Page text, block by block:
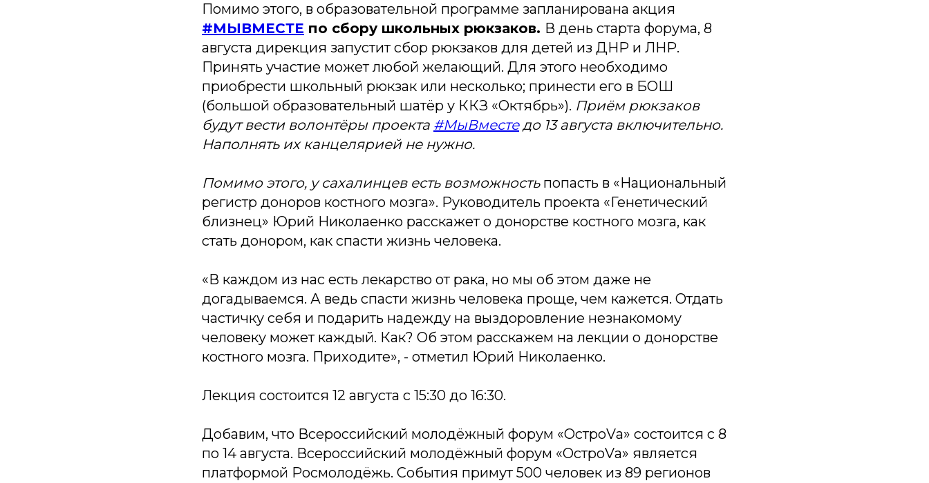
Помимо этого, в образовательной программе запланирована акция
#МЫВМЕСТЕ по сбору школьных рюкзаков. В день старта форума, 8
августа дирекция запустит сбор рюкзаков для детей из ДНР и ЛНР.
Принять участие может любой желающий. Для этого необходимо
приобрести школьный рюкзак или несколько; принести его в БОШ
(большой образовательный шатёр у ККЗ «Октябрь»). Приём рюкзаков
будут вести волонтёры проекта #МыВместедо 13 августа включительно.
Наполнять их канцелярией не нужно.
Помимо этого, у сахалинцев есть возможность попасть в «Национальный
регистр доноров костного мозга». Руководитель проекта «Генетический
близнец» Юрий Николаенко расскажет о донорстве костного мозга, как
стать донором, как спасти жизнь человека.
«В каждом из нас есть лекарство от рака, но мы об этом даже не
догадываемся. А ведь спасти жизнь человека проще, чем кажется. Отдать
частичку себя и подарить надежду на выздоровление незнакомому
человеку может каждый. Как? Об этом расскажем на лекции о донорстве
костного мозга. Приходите», - отметил Юрий Николаенко.
Лекция состоится 12 августа с 15:30 до 16:30.
Добавим, что Всероссийский молодёжный форум «ОстроVа» состоится с 8
по 14 августа. Всероссийский молодёжный форум «ОстроVа» является
платформой Росмолодёжь. События примут 500 человек из 89 регионов